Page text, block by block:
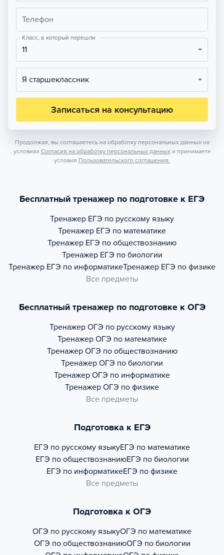
Телефон
Класс, в который перешли
11
Я старшеклассник
Записаться на консультацию
Продолжая, вы соглашаетесь на обработку персональных данных на
условиях Согласия на обработку персональных данных и принимаете
условия Пользовательского соглашения.
Бесплатный тренажер по подготовке к ЕГЭ
Тренажер ЕГЭ по русскому языку
Тренажер ЕГЭ по математике
Тренажер ЕГЭ по обществознанию
Тренажер ЕГЭ по биологии
Тренажер ЕГЭ по информатикеТренажер ЕГЭ по физике
Все предметы
Бесплатный тренажер по подготовке к ОГЭ
Тренажер ОГЭ по русскому языку
Тренажер ОГЭ по математике
Тренажер ОГЭ по обществознанию
Тренажер ОГЭ по биологии
Тренажер ОГЭ по информатике
Тренажер ОГЭ по физике
Все предметы
Подготовка к ЕГЭ
ЕГЭ по русскому языкуЕГЭ по математике
ЕГЭ по обществознаниюЕГЭ по биологии
ЕГЭ по информатикеЕГЭ по физике
Все предметы
Подготовка к ОГЭ
ОГЭ по русскому языкуОГЭ по математике
ОГЭ по обществознаниюОГЭ по биологии